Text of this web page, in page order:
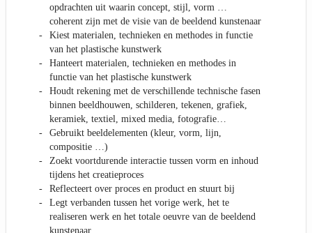
opdrachten uit waarin concept, stijl, vorm …
coherent zijn met de visie van de beeldend kunstenaar
Kiest materialen, technieken en methodes in functie
van het plastische kunstwerk
Hanteert materialen, technieken en methodes in
functie van het plastische kunstwerk
Houdt rekening met de verschillende technische fasen
binnen beeldhouwen, schilderen, tekenen, grafiek,
keramiek, textiel, mixed media, fotografie…
Gebruikt beeldelementen (kleur, vorm, lijn,
compositie …)
Zoekt voortdurende interactie tussen vorm en inhoud
tijdens het creatieproces
Reflecteert over proces en product en stuurt bij
Legt verbanden tussen het vorige werk, het te
realiseren werk en het totale oeuvre van de beeldend
kunstenaar